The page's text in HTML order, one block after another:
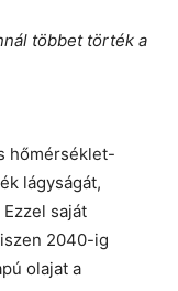
többet törték a
hőmérséklet-
lágyságát,
saját
2040-ig
olajat a